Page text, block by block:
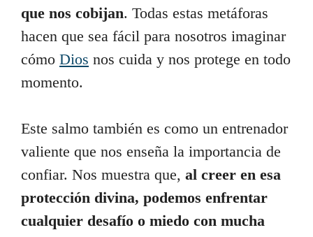
que nos cobijan. Todas estas metáforas
hacen que sea fácil para nosotros imaginar
cómo Dios nos cuida y nos protege en todo
momento.
Este salmo también es como un entrenador
valiente que nos enseña la importancia de
confiar. Nos muestra que, al creer en esa
protección divina, podemos enfrentar
cualquier desafío o miedo con mucha